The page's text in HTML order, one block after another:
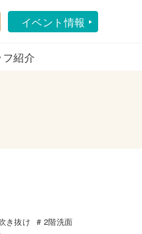
イベント情報
紹介
き抜け
2階洗面